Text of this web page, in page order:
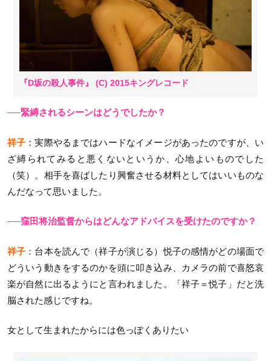
『D坂の殺人事件』 (C) 2015キングレコード
──緊縛されるシーンはどうでしたか？
祥子 ：実際やるまではハードなイメージがあったのですが、い
ざ縛られてみると悪くないというか、心地よいものでした
（笑）。相手を喜ばしたり興奮させる材料としてはいいものな
んだなって思いました。
──窪田将治監督からはどんなアドバイスを受けたのですか？
祥子 ：台本を読んで（祥子が演じる）悦子の感情がどの場面で
どういう動きをするのかを頭に叩き込み、カメラの前で喜怒哀
楽が自然に出るようにと言われました。「祥子＝悦子」だと洗
脳された感じですね。
女として生まれたからには色っぽくありたい